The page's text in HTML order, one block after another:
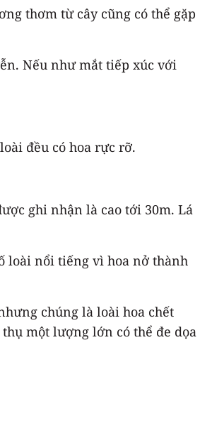
thơm từ cây cũng có thể gặp
Nếu như mắt tiếp xúc với
đều có hoa rực rỡ.
ghi nhận là cao tới 30m. Lá
loài nổi tiếng vì hoa nở thành
chúng là loài hoa chết
một lượng lớn có thể đe dọa